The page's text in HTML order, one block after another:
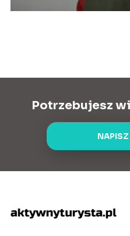
Potrzebujesz